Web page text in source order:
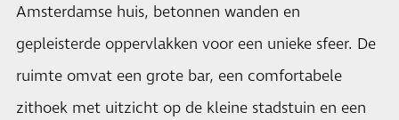
Amsterdamse huis, betonnen wanden en
gepleisterde oppervlakken voor een unieke sfeer. De
ruimte omvat een grote bar, een comfortabele
zithoek met uitzicht op de kleine stadstuin en een